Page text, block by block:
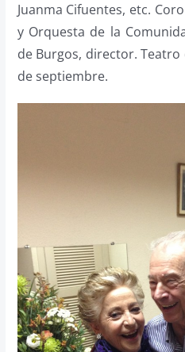
Juanma Cifuentes, etc.
y Orquesta de la
de Burgos, director. Teatro
de septiembre.